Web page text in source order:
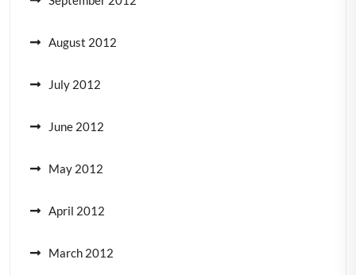
August 2012
July 2012
June 2012
May 2012
April 2012
March 2012